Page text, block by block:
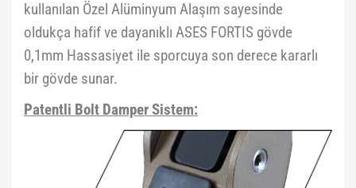
kullanılan Özel Alüminyum Alaşım sayesinde
oldukça hafif ve dayanıklı ASES FORTIS gövde
0,1mm Hassasiyet ile sporcuya son derece kararlı
bir gövde sunar.
Patentli Bolt Damper Sistem: